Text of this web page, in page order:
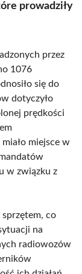
prowadziły
przez
1076
się do
dotyczyło
prędkości
miejsce w
w związku z
sprzętem, co
na
radiowozów